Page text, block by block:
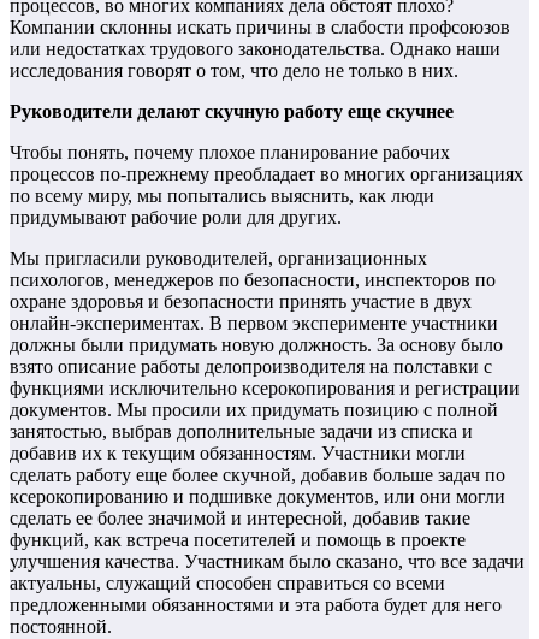
процессов, во многих компаниях дела обстоят плохо?
Компании склонны искать причины в слабости профсоюзов
или недостатках трудового законодательства. Однако наши
исследования говорят о том, что дело не только в них.
Руководители делают скучную работу еще скучнее
Чтобы понять, почему плохое планирование рабочих
процессов по-прежнему преобладает во многих организациях
по всему миру, мы попытались выяснить, как люди
придумывают рабочие роли для других.
Мы пригласили руководителей, организационных
психологов, менеджеров по безопасности, инспекторов по
охране здоровья и безопасности принять участие в двух
онлайн-экспериментах. В первом эксперименте участники
должны были придумать новую должность. За основу было
взято описание работы делопроизводителя на полставки с
функциями исключительно ксерокопирования и регистрации
документов. Мы просили их придумать позицию с полной
занятостью, выбрав дополнительные задачи из списка и
добавив их к текущим обязанностям. Участники могли
сделать работу еще более скучной, добавив больше задач по
ксерокопированию и подшивке документов, или они могли
сделать ее более значимой и интересной, добавив такие
функций, как встреча посетителей и помощь в проекте
улучшения качества. Участникам было сказано, что все задачи
актуальны, служащий способен справиться со всеми
предложенными обязанностями и эта работа будет для него
постоянной.